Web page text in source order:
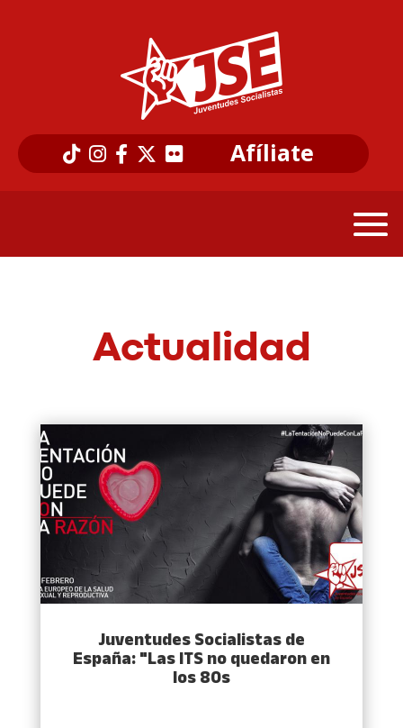
Afíliate
Actualidad
Juventudes Socialistas de
España: "Las ITS no quedaron en
los 80s